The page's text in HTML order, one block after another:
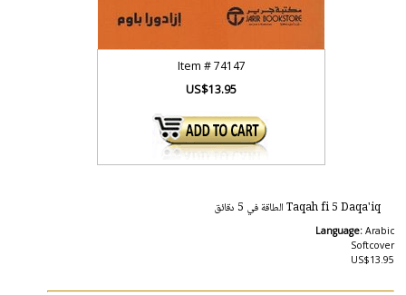
Item #74147
US$13.95
Taqah fi 5 Daqa'iq الطاقة في 5 دقائق
Language: Arabic
Softcover
US$13.95